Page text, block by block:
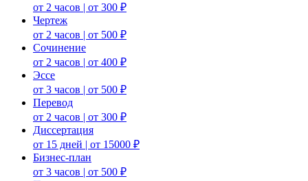
от 2 часов | от 300 ₽
Чертеж
от 2 часов | от 500 ₽
Сочинение
от 2 часов | от 400 ₽
Эссе
от 3 часов | от 500 ₽
Перевод
от 2 часов | от 300 ₽
Диссертация
от 15 дней | от 15000 ₽
Бизнес-план
от 3 часов | от 500 ₽